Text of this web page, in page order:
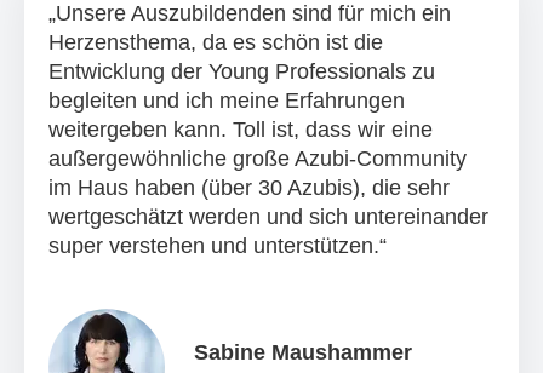
Unsere Auszubildenden sind für mich ein
Herzensthema, da es schön ist die
Entwicklung der Young Professionals zu
begleiten und ich meine Erfahrungen
weitergeben kann. Toll ist, dass wir eine
außergewöhnliche große Azubi-Community
im Haus haben (über 30 Azubis), die sehr
wertgeschätzt werden und sich untereinander
super verstehen und unterstützen.
Sabine Maushammer